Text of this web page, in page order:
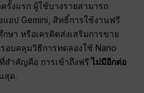
รั้งแรก ผู้ใช้บางรายสามารถ
อป Gemini, สิทธิ์การใช้งานฟรี
ษา หรือเครดิตส่งเสริมการขาย
อบคลุมวิธีการทดลองใช้ Nano
สำคัญคือ การเข้าถึงฟรีไม่มีอีกต่อ
สุด.